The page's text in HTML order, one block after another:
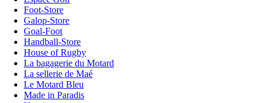
Foot-Store
Galop-Store
Goal-Foot
Handball-Store
House of Rugby
La bagagerie du Motard
La sellerie de Maé
Le Motard Bleu
Made in Paradis